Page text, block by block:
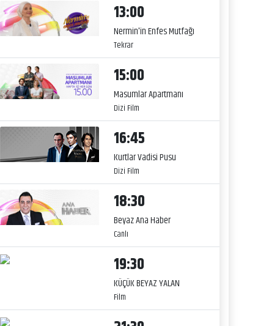
13:00
Nermin'in Enfes Mutfağı
Tekrar
15:00
Masumlar Apartmanı
Dizi Film
16:45
Kurtlar Vadisi Pusu
Dizi Film
18:30
Beyaz Ana Haber
Canlı
19:30
KÜÇÜK BEYAZ YALAN
Film